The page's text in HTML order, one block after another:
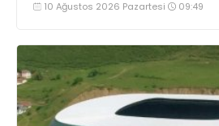
10 Ağustos 2026 Pazartesi 09:49